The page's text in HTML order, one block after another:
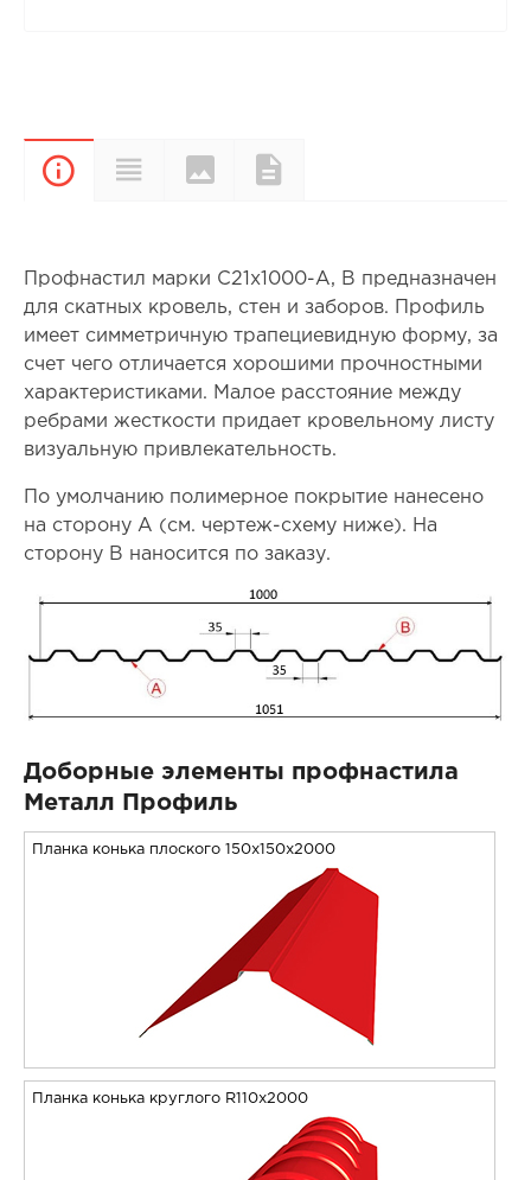
ОписаниеХарактеристики
Цвета и
покрытия
Профнастил марки С21х1000-А, В предназначен
для скатных кровель, стен и заборов. Профиль
имеет симметричную трапециевидную форму, за
счет чего отличается хорошими прочностными
характеристиками. Малое расстояние между
ребрами жесткости придает кровельному листу
визуальную привлекательность.
По умолчанию полимерное покрытие нанесено
на сторону А (см. чертеж-схему ниже). На
сторону В наносится по заказу.
Доборные элементы профнастила
Металл Профиль
Планка конька плоского 150х150х2000
Планка конька круглого R110х2000